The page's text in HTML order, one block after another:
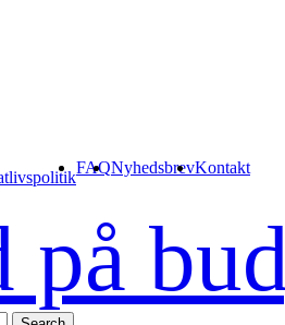
FAQNyhedsbrevKontakt